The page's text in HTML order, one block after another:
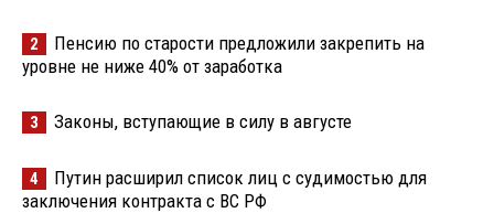
2
Пенсию по старости предложили закрепить на
уровне не ниже 40% от заработка
3 Законы, вступающие в силу в августе
4
Путин расширил список лиц с судимостью для
заключения контракта с ВС РФ